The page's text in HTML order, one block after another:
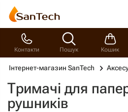
Контакти Пошук Кошик
Інтернет-магазин SanTech
Тримачі для
рушників